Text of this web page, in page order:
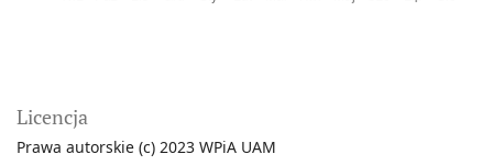
Licencja
Prawa autorskie (c) 2023 WPiA UAM